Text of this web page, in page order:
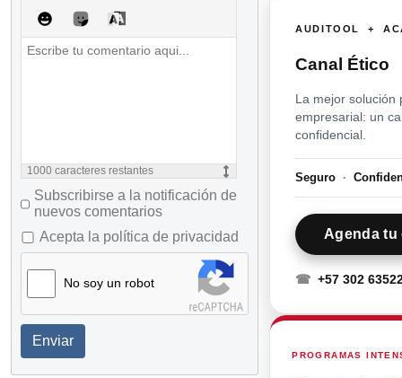
1000 caracteres restantes
Subscribirse a la notificación de
nuevos comentarios
Acepta la política de privacidad
No soy un robot
Enviar
AUDITOOL +
Canal Ético
La mejor
empresarial: un
confidencial.
Seguro ·
Agenda tu
☎ +57 302
PROGRAMAS